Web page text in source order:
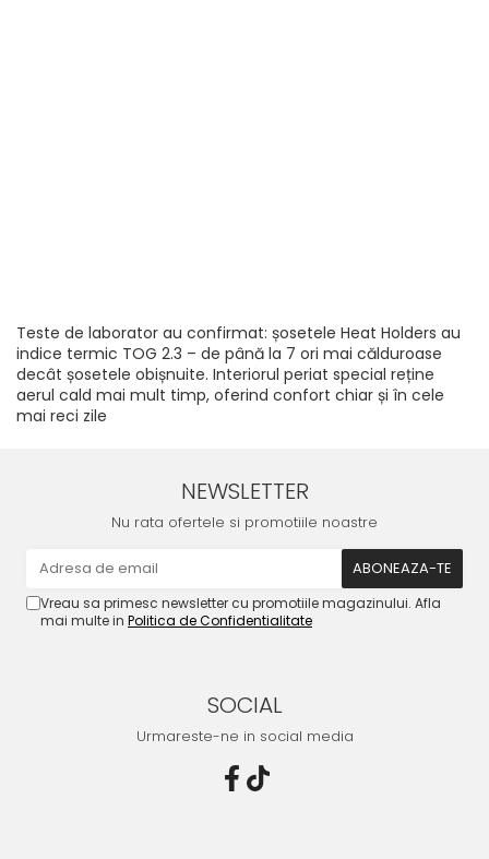
Teste de laborator au confirmat: șosetele Heat Holders au
indice termic TOG 2.3 – de până la 7 ori mai călduroase
decât șosetele obișnuite. Interiorul periat special reține
aerul cald mai mult timp, oferind confort chiar și în cele
mai reci zile
NEWSLETTER
Nu rata ofertele si promotiile noastre
Vreau sa primesc newsletter cu promotiile magazinului. Afla
mai multe in Politica de Confidentialitate
SOCIAL
Urmareste-ne in social media